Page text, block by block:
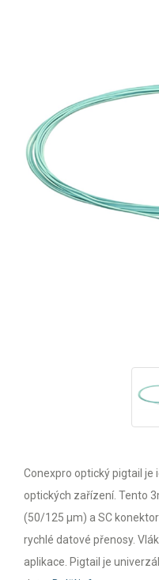
Conexpro optický pigtail je
optických zařízení. Tento
(50/125 µm) a SC
rychlé datové přenosy.
aplikace. Pigtail je